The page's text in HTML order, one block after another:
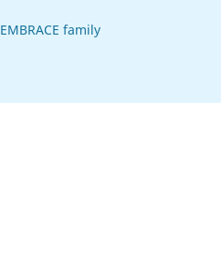
EMBRACE family